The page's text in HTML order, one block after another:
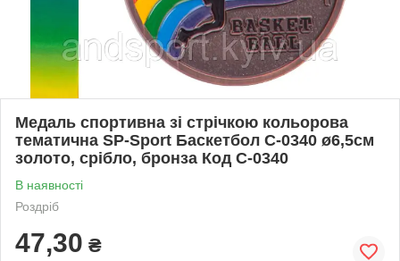
Медаль спортивна зі стрічкою кольорова
тематична SP-Sport Баскетбол C-0340 ø6,5см
золото, срібло, бронза Код C-0340
В наявності
Роздріб
47,30 ₴